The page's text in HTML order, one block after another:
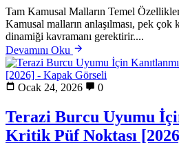
Tam Kamusal Malların Temel
Kamusal malların anlaşılması, pek çok
dinamiği kavramanı gerektirir....
Devamını Oku
Ocak 24, 2026 0
Terazi Burcu Uyumu
Kritik Püf Noktası